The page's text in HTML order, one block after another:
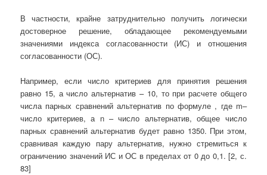
В частности, крайне затруднительно получить логически
достоверное решение, обладающее рекомендуемыми
значениями индекса согласованности (ИС) и отношения
согласованности (ОС).
Например, если число критериев для принятия решения
равно 15, а число альтернатив – 10, то при расчете общего
числа парных сравнений альтернатив по формуле , где m–
число критериев, а n – число альтернатив, общее число
парных сравнений альтернатив будет равно 1350. При этом,
сравнивая каждую пару альтернатив, нужно стремиться к
ограничению значений ИС и ОС в пределах от 0 до 0,1. [2, с.
83]